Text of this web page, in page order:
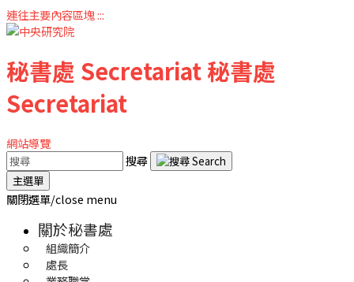
連往主要內容區塊:::
秘書處 Secretariat秘書處
Secretariat
網站導覽
搜尋
主選單
關閉選單/close menu
關於秘書處
組織簡介
處長